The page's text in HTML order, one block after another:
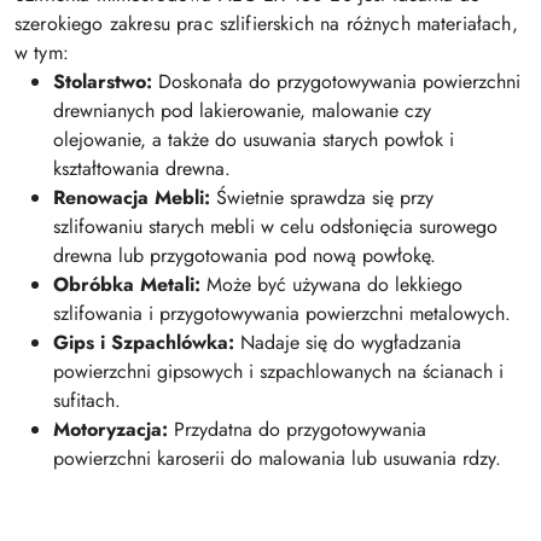
szerokiego zakresu prac szlifierskich na różnych materiałach,
w tym:
Stolarstwo: Doskonała do przygotowywania powierzchni
drewnianych pod lakierowanie, malowanie czy
olejowanie, a także do usuwania starych powłok i
kształtowania drewna.
Renowacja Mebli: Świetnie sprawdza się przy
szlifowaniu starych mebli w celu odsłonięcia surowego
drewna lub przygotowania pod nową powłokę.
Obróbka Metali: Może być używana do lekkiego
szlifowania i przygotowywania powierzchni metalowych.
Gips i Szpachlówka: Nadaje się do wygładzania
powierzchni gipsowych i szpachlowanych na ścianach i
sufitach.
Motoryzacja: Przydatna do przygotowywania
powierzchni karoserii do malowania lub usuwania rdzy.